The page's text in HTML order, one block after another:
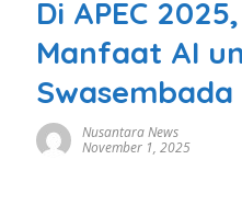
Di APEC
Manfaat AI
Swasembada
Nusantara News
November 1, 2025